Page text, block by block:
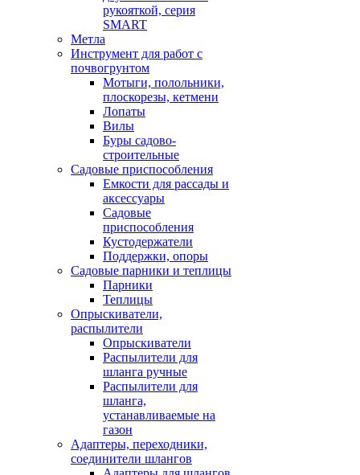
рукояткой, серия
SMART
Метла
Инструмент для работ с
почвогрунтом
Мотыги, полольники,
плоскорезы, кетмени
Лопаты
Вилы
Буры садово-
строительные
Садовые приспособления
Емкости для рассады и
аксессуары
Садовые
приспособления
Кустодержатели
Поддержки, опоры
Садовые парники и теплицы
Парники
Теплицы
Опрыскиватели,
распылители
Опрыскиватели
Распылители для
шланга ручные
Распылители для
шланга,
устанавливаемые на
газон
Адаптеры, переходники,
соединители шлангов